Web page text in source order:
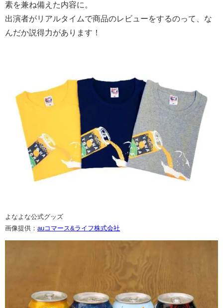
素を兼ね備えた内容に。
出演者がリアルタイムで商品のレビューをするのって、な
んだか説得力があります！
よなよな公式グッズ
画像提供： auコマース&ライフ株式会社